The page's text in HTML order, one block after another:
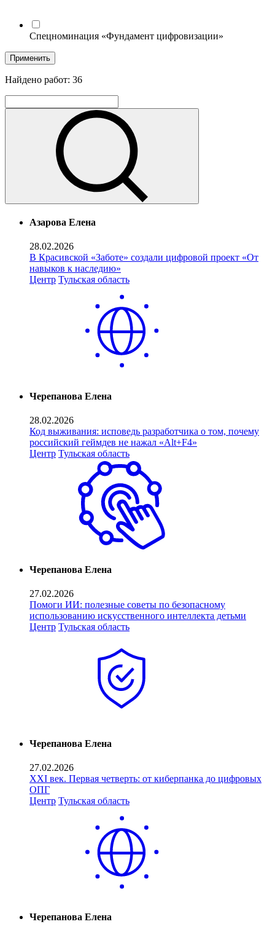
Спецноминация «Фундамент цифровизации»
Применить
Найдено работ: 36
Азарова Елена
28.02.2026
В Красивской «Заботе» создали цифровой проект «От
навыков к наследию»
Центр Тульская область
Черепанова Елена
28.02.2026
Код выживания: исповедь разработчика о том, почему
российский геймдев не нажал «Alt+F4»
Центр Тульская область
Черепанова Елена
27.02.2026
Помоги ИИ: полезные советы по безопасному
использованию искусственного интеллекта детьми
Центр Тульская область
Черепанова Елена
27.02.2026
XXI век. Первая четверть: от киберпанка до цифровых
ОПГ
Центр Тульская область
Черепанова Елена